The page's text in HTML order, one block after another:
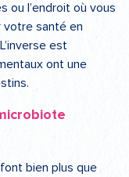
ou l’endroit où vous
votre santé en
est
ont une
bien plus que